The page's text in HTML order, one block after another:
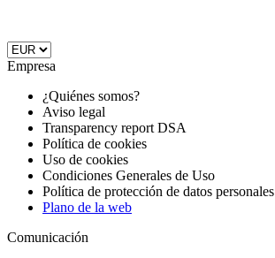
Empresa
¿Quiénes somos?
Aviso legal
Transparency report DSA
Política de cookies
Uso de cookies
Condiciones Generales de Uso
Política de protección de datos personales
Plano de la web
Comunicación